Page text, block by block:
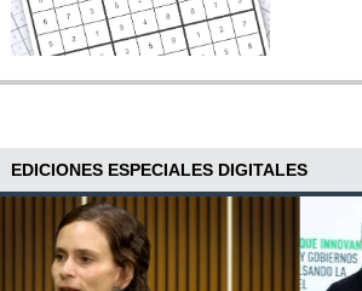
EDICIONES ESPECIALES DIGITALES